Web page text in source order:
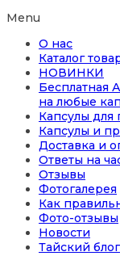
Menu
О нас
Каталог
НОВИНКИ
Бесплатная
на любые
Капсулы для
Капсулы и
Доставка и
Ответы на
Отзывы
Фотогалерея
Как
Фото-отзывы
Новости
Тайский блог